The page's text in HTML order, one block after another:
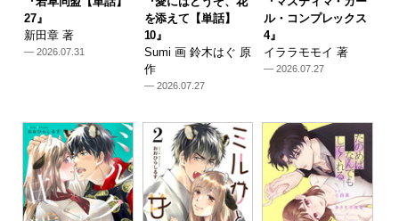
27』
新田章 著
— 2026.07.31
を添えて【単話】
10』
Sumi 画 鈴木はぐ 原
作
— 2026.07.27
ル・コンプレックス
4』
イララモモイ 著
— 2026.07.27